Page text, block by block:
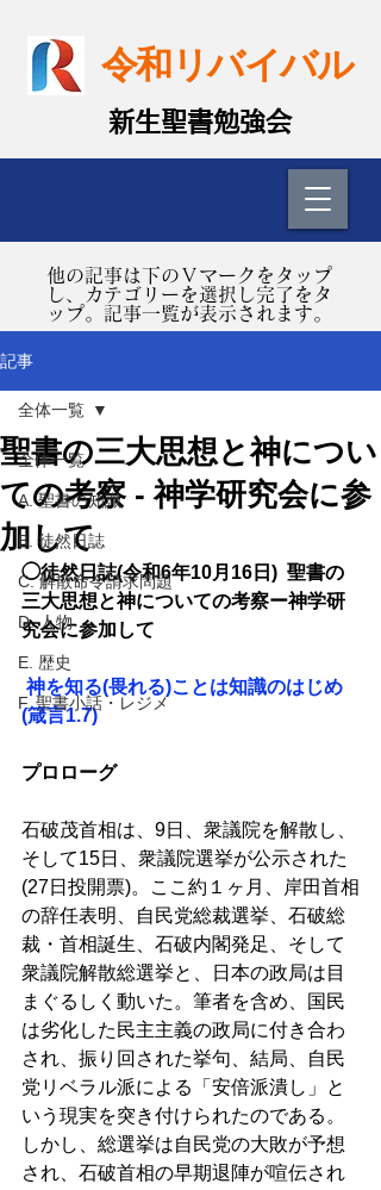
令和リバイバル
​新生聖書勉強会
​他の記事は下のＶマークをタップ
し、カテゴリーを選択し完了をタ
ップ。記事一覧が表示されます。
記事
全体一覧
A. 聖書の知識
B. 徒然日誌
C. 解散命令請求問題
D. 人物
E. 歴史
F. 聖書小話・レジメ
全体一覧
聖書の三大思想と神につい
ての考察 - 神学研究会に参
加して
◯徒然日誌(令和6年10月16日)  聖書の
三大思想と神についての考察ー神学研
究会に参加して
神を知る(畏れる)ことは知識のはじめ
(箴言1.7)
プロローグ
石破茂首相は、9日、衆議院を解散し、
そして15日、衆議院選挙が公示された
(27日投開票)。ここ約１ヶ月、岸田首相
の辞任表明、自民党総裁選挙、石破総
裁・首相誕生、石破内閣発足、そして
衆議院解散総選挙と、日本の政局は目
まぐるしく動いた。筆者を含め、国民
は劣化した民主主義の政局に付き合わ
され、振り回された挙句、結局、自民
党リベラル派による「安倍派潰し」と
いう現実を突き付けられたのである。
しかし、総選挙は自民党の大敗が予想
され、石破首相の早期退陣が喧伝され